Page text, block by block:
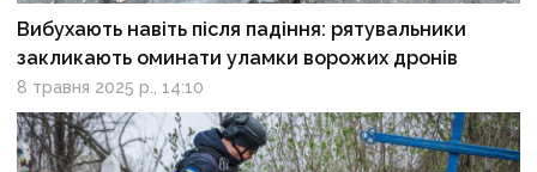
Вибухають навіть після падіння: рятувальники
закликають оминати уламки ворожих дронів
8 травня 2025 р., 14:10